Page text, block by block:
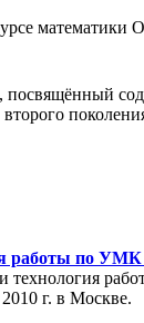
работы по
г. в Москве.